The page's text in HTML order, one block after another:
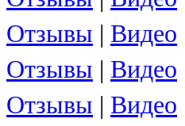
Отзывы | Видео
Отзывы | Видео
Отзывы | Видео